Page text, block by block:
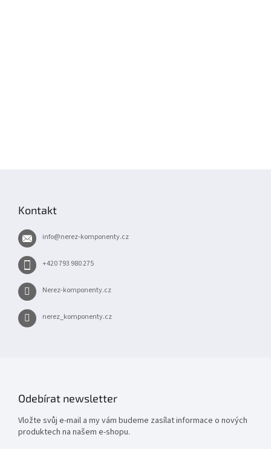
Kontakt
info@nerez-komponenty.cz
+420 793 980 275
Nerez-komponenty.cz
nerez_komponenty.cz
Odebírat newsletter
Vložte svůj e-mail a my vám budeme zasílat informace o nových
produktech na našem e-shopu.